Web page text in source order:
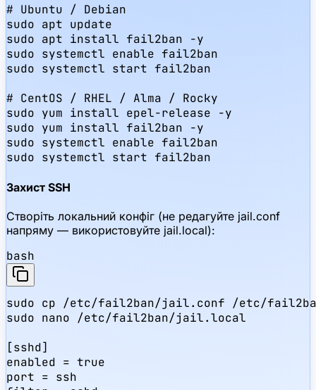
# Ubuntu / Debian
sudo apt update
sudo apt install fail2ban -y
sudo systemctl enable fail2ban
sudo systemctl start fail2ban
# CentOS / RHEL / Alma / Rocky
sudo yum install epel-release -y
sudo yum install fail2ban -y
sudo systemctl enable fail2ban
sudo systemctl start fail2ban
Захист SSH
Створіть локальний конфіг (не редагуйте jail.conf
напряму — використовуйте jail.local):
bash
sudo cp /etc/fail2ban/jail.conf /etc/
sudo nano /etc/fail2ban/jail.local
[sshd]
enabled = true
port = ssh